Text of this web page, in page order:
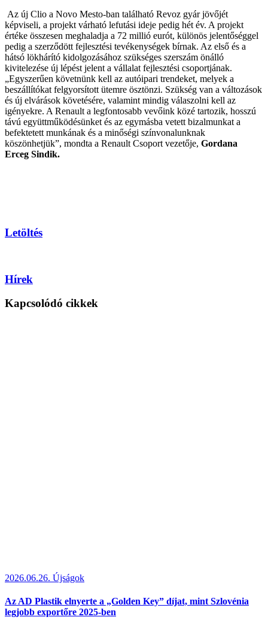
Az új Clio a Novo Mesto-ban található Revoz gyár jövőjét
képviseli, a projekt várható lefutási ideje pedig hét év. A projekt
értéke összesen meghaladja a 72 millió eurót, különös jelentőséggel
pedig a szerződött fejlesztési tevékenységek bírnak. Az első és a
hátsó lökhárító kidolgozásához szükséges szerszám önálló
kivitelezése új lépést jelent a vállalat fejlesztési csoportjának.
„Egyszerűen követnünk kell az autóipari trendeket, melyek a
beszállítókat felgyorsított ütemre ösztönzi. Szükség van a változások
és új elvárások követésére, valamint mindig válaszolni kell az
igényekre. A Renault a legfontosabb vevőink közé tartozik, hosszú
távú együttműködésünket és az egymásba vetett bizalmunkat a
befektetett munkának és a minőségi színvonalunknak
köszönhetjük”, mondta a Renault Csoport vezetője, Gordana
Erceg Sindik.
Letöltés
Hírek
Kapcsolódó cikkek
2026.06.26. Újságok
Az AD Plastik elnyerte a „Golden Key” díjat, mint Szlovénia
legjobb exportőre 2025-ben